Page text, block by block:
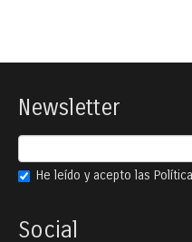
Newsletter
He leído y acepto las
Social